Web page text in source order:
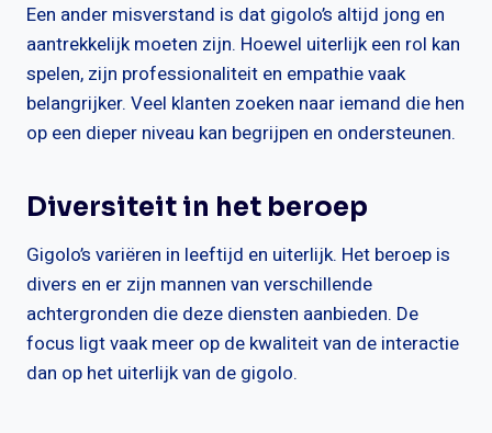
Een ander misverstand is dat gigolo’s altijd jong en
aantrekkelijk moeten zijn. Hoewel uiterlijk een rol kan
spelen, zijn professionaliteit en empathie vaak
belangrijker. Veel klanten zoeken naar iemand die hen
op een dieper niveau kan begrijpen en ondersteunen.
Diversiteit in het beroep
Gigolo’s variëren in leeftijd en uiterlijk. Het beroep is
divers en er zijn mannen van verschillende
achtergronden die deze diensten aanbieden. De
focus ligt vaak meer op de kwaliteit van de interactie
dan op het uiterlijk van de gigolo.